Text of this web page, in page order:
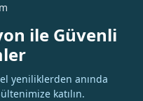
ile Güvenli
yeniliklerden anında
katılın.